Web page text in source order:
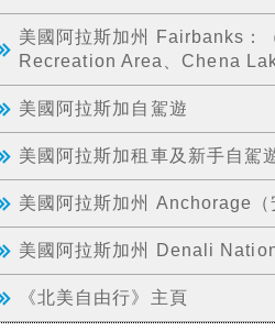
美國阿拉斯加州 Fairbanks：
Recreation Area、Chena
美國阿拉斯加自駕遊
美國阿拉斯加租車及新手自駕
美國阿拉斯加州 Anchorage
美國阿拉斯加州 Denali
《北美自由行》主頁